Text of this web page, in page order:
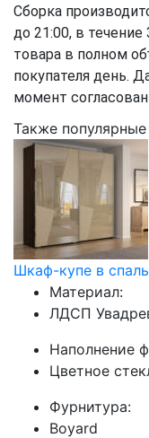
Сборка
до 21:00, в
товара в полном
покупателя день.
момент
Также
Шкаф-купе в
Материал:
ЛДСП
Наполнение
Цветное
Фурнитура:
Boyard